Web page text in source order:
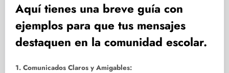
Aquí tienes una breve guía con
ejemplos para que tus mensajes
destaquen en la comunidad escolar.
1. Comunicados Claros y Amigables: